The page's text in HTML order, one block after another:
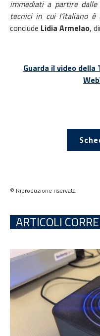
immediati a partire
tecnici in cui l’italiano
conclude Lidia Armelao,
Guarda il video della
© Riproduzione riservata
ARTICOLI